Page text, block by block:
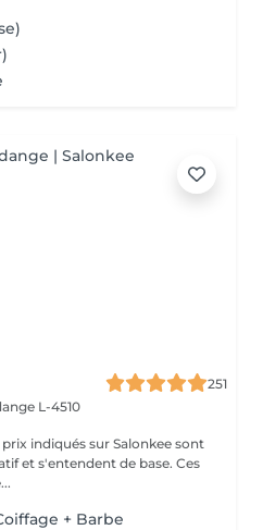
251
L-4510
indiqués sur Salonkee sont
et s'entendent de base. Ces
+ Barbe